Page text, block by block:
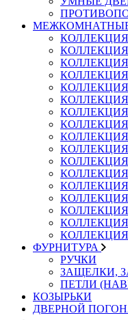
КОЛЛЕКЦИЯ
КОЛЛЕКЦИЯ
КОЛЛЕКЦИЯ
КОЛЛЕКЦИЯ
КОЛЛЕКЦИЯ
КОЛЛЕКЦИЯ
КОЛЛЕКЦИЯ
КОЛЛЕКЦИЯ
КОЛЛЕКЦИЯ
КОЛЛЕКЦИЯ
КОЛЛЕКЦИЯ
КОЛЛЕКЦИЯ
КОЛЛЕКЦИЯ
КОЛЛЕКЦИЯ
КОЛЛЕКЦИЯ
ФУРНИТУРА
РУЧКИ
ЗАЩЕЛКИ,
ПЕТЛИ
КОЗЫРЬКИ
ДВЕРНОЙ